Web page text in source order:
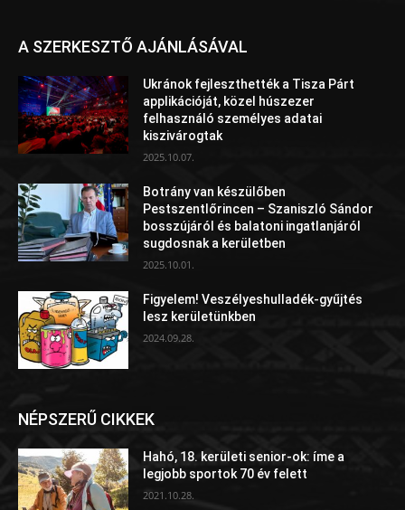
A SZERKESZTŐ AJÁNLÁSÁVAL
Ukránok fejleszthették a Tisza Párt
applikációját, közel húszezer
felhasználó személyes adatai
kiszivárogtak
2025.10.07.
Botrány van készülőben
Pestszentlőrincen – Szaniszló Sándor
bosszújáról és balatoni ingatlanjáról
sugdosnak a kerületben
2025.10.01.
Figyelem! Veszélyeshulladék-gyűjtés
lesz kerületünkben
2024.09.28.
NÉPSZERŰ CIKKEK
Hahó, 18. kerületi senior-ok: íme a
legjobb sportok 70 év felett
2021.10.28.